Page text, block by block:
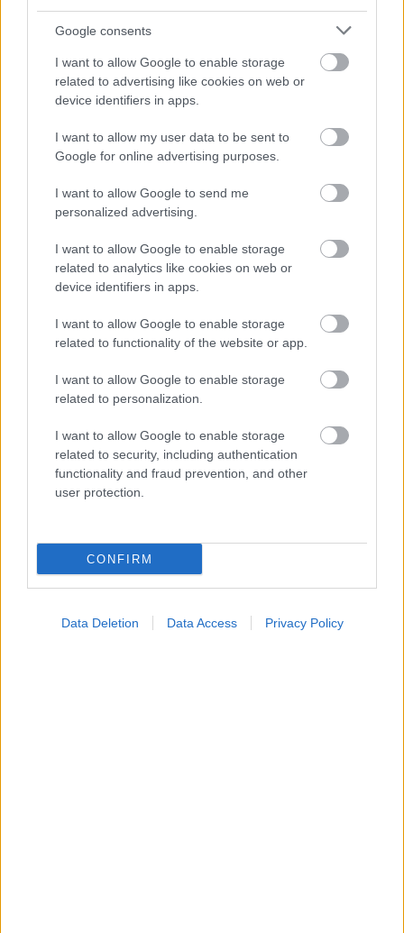
Google consents
I want to allow Google to enable storage
related to advertising like cookies on web or
device identifiers in apps.
I want to allow my user data to be sent to
Google for online advertising purposes.
I want to allow Google to send me
personalized advertising.
I want to allow Google to enable storage
related to analytics like cookies on web or
device identifiers in apps.
I want to allow Google to enable storage
related to functionality of the website or app.
I want to allow Google to enable storage
related to personalization.
I want to allow Google to enable storage
related to security, including authentication
functionality and fraud prevention, and other
user protection.
CONFIRM
Data Deletion Data Access Privacy Policy
Μειούμενη τάση μετά
Α: Διάγνωση,
αντιμετώπιση, σημεία
Ο στρεπτόκοκκος πάει
σχολείο! Τι να ξέρετε,
πανικό!
Διεισδυτική
στρεπτοκοκκική
αύξηση στην πανδημία
[μελέτη]
Παιδιάτρων: Δεν πρέπει
ΕΟΔΥ: Οδηγίες